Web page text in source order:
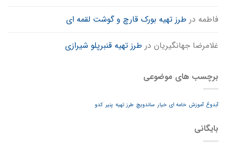
فاطمه در طرز تهیه بورک قارچ و گوشت لقمه ای
غلامرضا جهانگیریان در طرز تهیه قنبرپلو شیرازی
برچسب های موضوعی
آبدوغ آموزش خامه ای خیار ساندویچ طرز تهیه پنیر کدو
بایگانی